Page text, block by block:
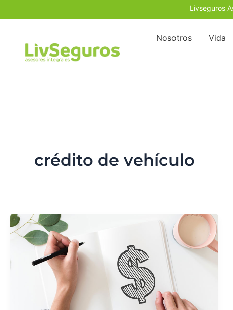
al
Livseguros
Nosotros Vida
crédito de vehículo
Plan
Crédito
Protegido:
apoyo
necesitas